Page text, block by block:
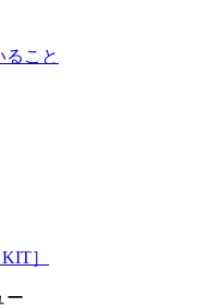
ること
］
ー